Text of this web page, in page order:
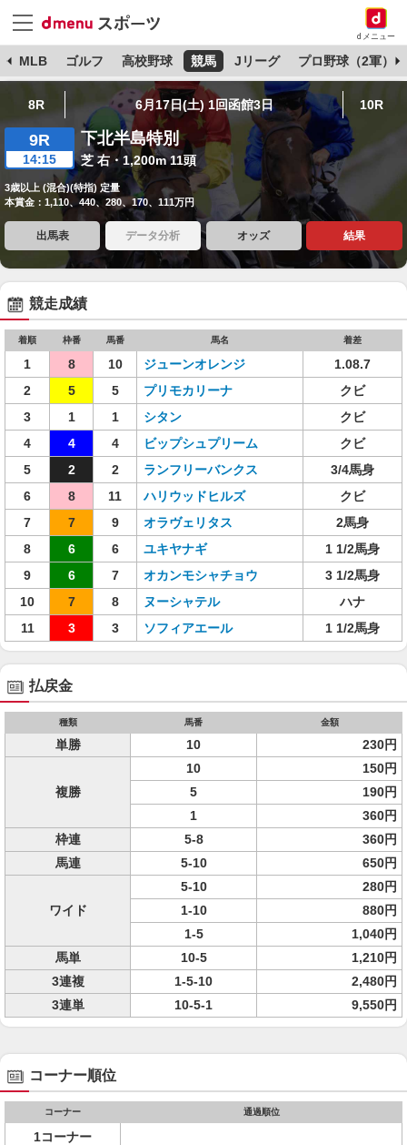
dメニュー
MLB ゴルフ 高校野球 競馬 Jリーグ プロ野球（2軍）
8R 6月17日(土) 1回函館3日 10R
9R
14:15
下北半島特別
芝 右・1,200m 11頭
3歳以上 (混合)(特指) 定量
本賞金：1,110、440、280、170、111万円
出馬表 データ分析 オッズ 結果
競走成績
着順 枠番 馬番 馬名 着差
1 8 10 ジューンオレンジ
1.08.7
2
5 5 プリモカリーナ
クビ
3
1 1 シタン
クビ
4
4 4 ビップシュプリーム
クビ
5
2 2 ランフリーバンクス
3/4馬身
6
8 11 ハリウッドヒルズ
クビ
7
7 9 オラヴェリタス
2馬身
8
6 6 ユキヤナギ
1 1/2馬身
9
6 7 オカンモシャチョウ
3 1/2馬身
10
7 8 ヌーシャテル
ハナ
11
3 3 ソフィアエール 1 1/2馬身
払戻金
種類 馬番 金額
単勝 10 230円
複勝
10
150円
5
190円
1
360円
枠連
5-8
360円
馬連
5-10 650円
ワイド
5-10
280円
1-10
880円
1-5
1,040円
馬単
10-5
1,210円
3連複
1-5-10
2,480円
3連単
10-5-1 9,550円
コーナー順位
コーナー 通過順位
1コーナー